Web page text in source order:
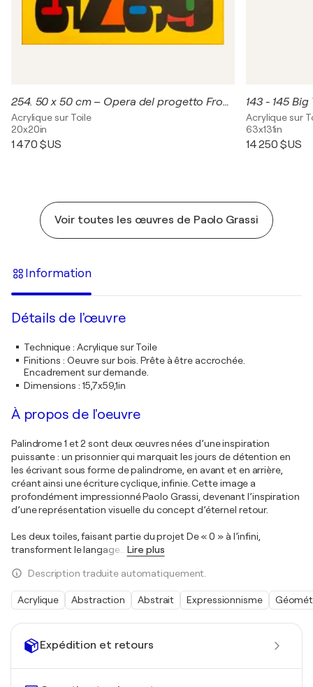
Expédition et retours
254. 50 x 50 cm – Opera del progetto From "0" to Infinity
Acrylique sur Toile
20x20in
1 470 $US
Acrylique sur
63x131in
14 250 $US
Voir toutes les œuvres de Paolo Grassi
Information
Détails de l'œuvre
Technique: Acrylique sur Toile
Finitions : Oeuvre sur bois. Prête à être accrochée.
Encadrement sur demande.
Dimensions : 15,7x59,1in
À propos de l'oeuvre
Palindrome 1 et 2 sont deux œuvres nées d’une inspiration
puissante : un prisonnier qui marquait les jours de détention en
les écrivant sous forme de palindrome, en avant et en arrière,
créant ainsi une écriture cyclique, infinie. Cette image a
profondément impressionné Paolo Grassi, devenant l’inspiration
d’une représentation visuelle du concept d’éternel retour.
Les deux toiles, faisant partie du projet De « 0 » à l’infini,
transforment le langage
Lire plus
Description traduite automatiquement.
Acrylique Abstraction Abstrait Expressionnisme